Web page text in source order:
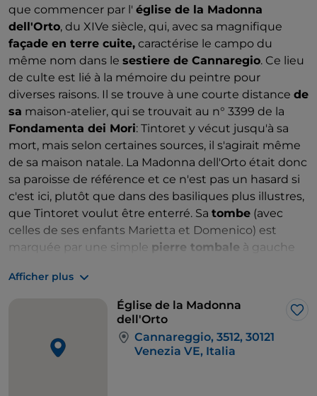
que commencer par l' église de la Madonna
dell'Orto, du XIVe siècle, qui, avec sa magnifique
façade en terre cuite, caractérise le campo du
même nom dans le sestiere de Cannaregio. Ce lieu
de culte est lié à la mémoire du peintre pour
diverses raisons. Il se trouve à une courte distance de
sa maison-atelier, qui se trouvait au n° 3399 de la
Fondamenta dei Mori: Tintoret y vécut jusqu'à sa
mort, mais selon certaines sources, il s'agirait même
de sa maison natale. La Madonna dell'Orto était donc
sa paroisse de référence et ce n'est pas un hasard si
c'est ici, plutôt que dans des basiliques plus illustres,
que Tintoret voulut être enterré. Sa tombe (avec
celles de ses enfants Marietta et Domenico) est
marquée par une simple pierre tombale à gauche
attesté par plusieurs œuvres splendides, à
commencer par celles qui décorent le presbytère :
dans les pointes de l'abside apparaissent les
Vertus
peintes presque en monochrome, tandis que sur les
murs latéraux deux toiles monumentales (vers 1563)
Afficher plus
Église de la Madonna
dell'Orto
Cannareggio, 3512, 30121
Venezia VE, Italia